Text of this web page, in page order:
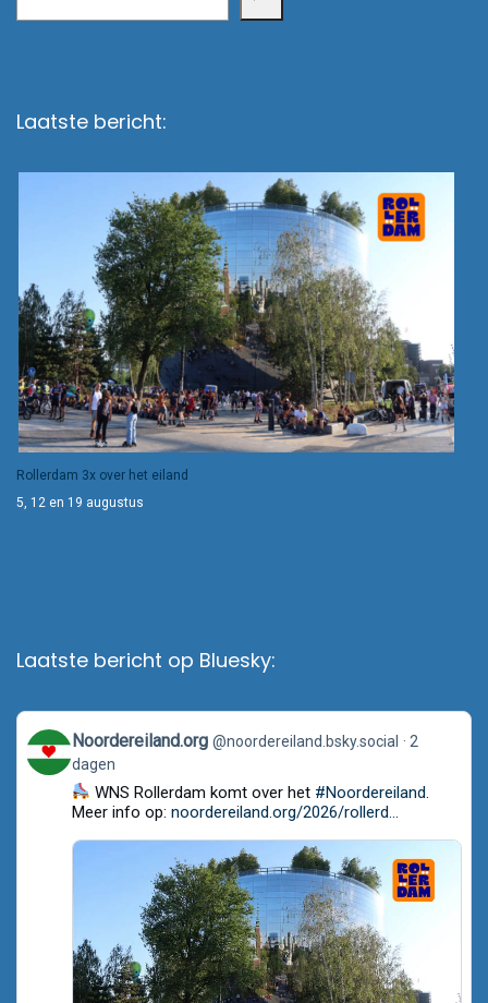
Laatste bericht:
Rollerdam 3x over het eiland
5, 12 en 19 augustus
Laatste bericht op Bluesky:
View
post
by
Noordereiland.org
Bluesky
Noordereiland.org @noordereiland.bsky.social
2
dagen
WNS Rollerdam komt over het #Noordereiland
Meer info op: noordereiland.org/2026/rollerd...